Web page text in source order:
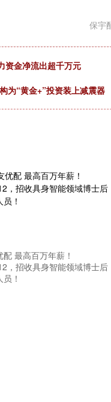
保宇
资金净流出超千万元
为“黄金+”投资装上减震器
配 最高百万年薪！
，招收具身智能领域博士后
！